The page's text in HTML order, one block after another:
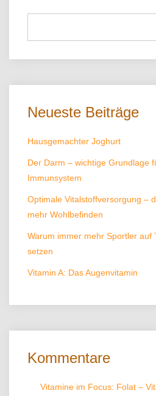
Neueste Beiträge
Hausgemachter Joghurt
Der Darm – wichtige Grundlage
Immunsystem
Optimale Vitalstoffversorgung –
mehr Wohlbefinden
Warum immer mehr Sportler auf
setzen
Vitamin A: Das Augenvitamin
Kommentare
Vitamine im Focus: Folat –